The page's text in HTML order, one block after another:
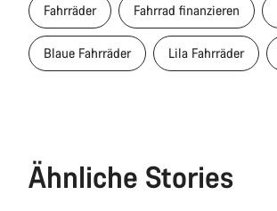
Fahrräder Fahrrad finanzieren
Blaue Fahrräder Lila Fahrräder
Ähnliche Stories